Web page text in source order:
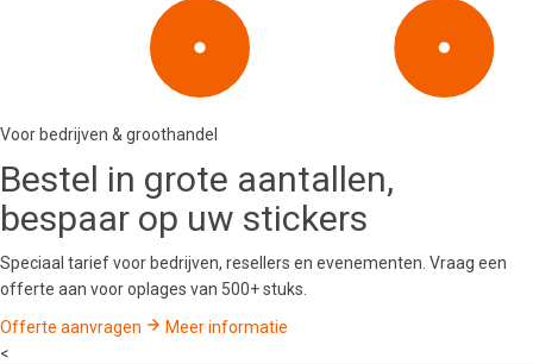
Voor bedrijven & groothandel
Bestel in grote aantallen,
bespaar op uw stickers
Speciaal tarief voor bedrijven, resellers en evenementen. Vraag een
offerte aan voor oplages van 500+ stuks.
Offerte aanvragen
Meer informatie
<